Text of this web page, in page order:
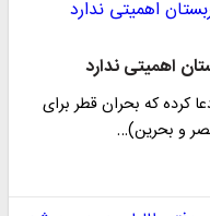
اهمیتی ندارد
کرده که بحران قطر برای
و بحرین)…